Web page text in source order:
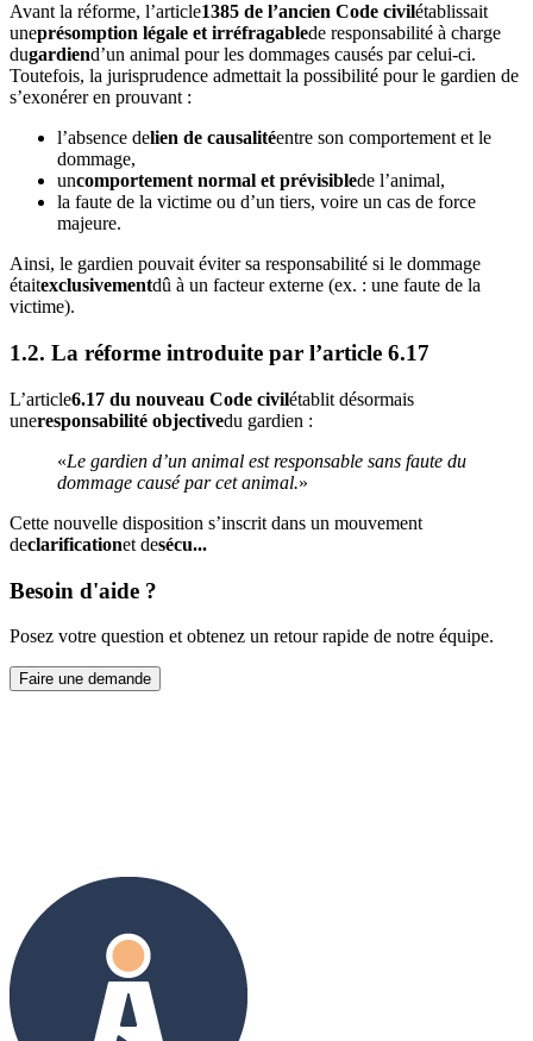
Avant la réforme, l’article1385 de l’ancien Code civilétablissait
uneprésomption légale et irréfragablede responsabilité à charge
dugardiend’un animal pour les dommages causés par celui-ci.
Toutefois, la jurisprudence admettait la possibilité pour le gardien de
s’exonérer en prouvant :
l’absence delien de causalitéentre son comportement et le
dommage,
uncomportement normal et prévisiblede l’animal,
la faute de la victime ou d’un tiers, voire un cas de force
majeure.
Ainsi, le gardien pouvait éviter sa responsabilité si le dommage
étaitexclusivementdû à un facteur externe (ex. : une faute de la
victime).
1.2. La réforme introduite par l’article 6.17
L’article6.17 du nouveau Code civilétablit désormais
uneresponsabilité objectivedu gardien :
«Le gardien d’un animal est responsable sans faute du
dommage causé par cet animal.»
Cette nouvelle disposition s’inscrit dans un mouvement
declarificationet desécu...
Besoin d'aide ?
Posez votre question et obtenez un retour rapide de notre équipe.
Faire une demande
Prendre contact